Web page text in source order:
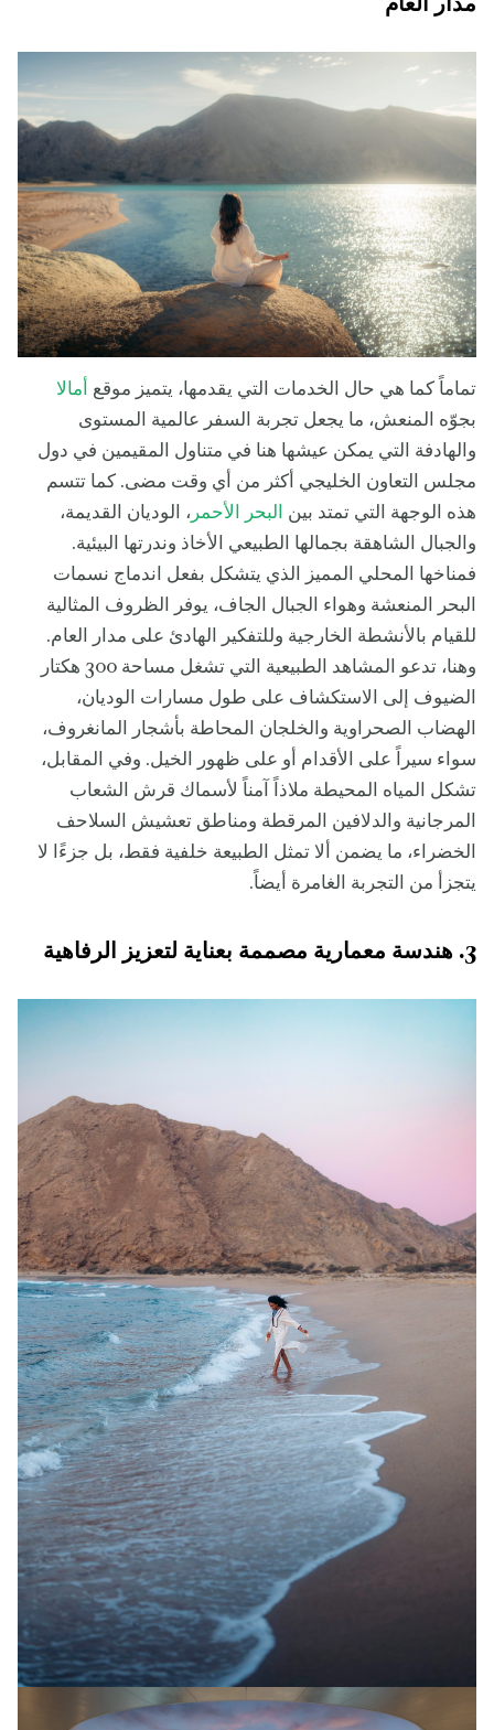
مدار العام
تماماً كما هي حال الخدمات التي يقدمها، يتميز موقع أمالا
بجوّه المنعش، ما يجعل تجربة السفر عالمية المستوى
والهادفة التي يمكن عيشها هنا في متناول المقيمين في دول
مجلس التعاون الخليجي أكثر من أي وقت مضى. كما تتسم
هذه الوجهة التي تمتد بين البحر الأحمر ، الوديان القديمة،
والجبال الشاهقة بجمالها الطبيعي الأخاذ وندرتها البيئية.
فمناخها المحلي المميز الذي يتشكل بفعل اندماج نسمات
البحر المنعشة وهواء الجبال الجاف، يوفر الظروف المثالية
للقيام بالأنشطة الخارجية وللتفكير الهادئ على مدار العام.
وهنا، تدعو المشاهد الطبيعية التي تشغل مساحة 300 هكتار
الضيوف إلى الاستكشاف على طول مسارات الوديان،
الهضاب الصحراوية والخلجان المحاطة بأشجار المانغروف،
سواء سيراً على الأقدام أو على ظهور الخيل. وفي المقابل،
تشكل المياه المحيطة ملاذاً آمناً لأسماك قرش الشعاب
المرجانية والدلافين المرقطة ومناطق تعشيش السلاحف
الخضراء، ما يضمن ألا تمثل الطبيعة خلفية فقط، بل جزءًا لا
يتجزأ من التجربة الغامرة أيضاً.
3. هندسة معمارية مصممة بعناية لتعزيز الرفاهية